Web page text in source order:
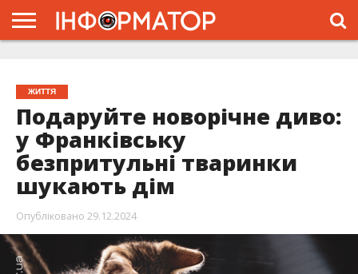
ЖИТТЯ
Подаруйте новорічне диво:
у Франківську
безпритульні тваринки
шукають дім
Опубліковано 29.12.2024